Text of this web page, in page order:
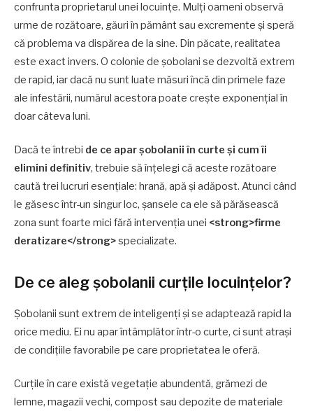
confrunta proprietarul unei locuințe. Mulți oameni observă
urme de rozătoare, găuri în pământ sau excremente și speră
că problema va dispărea de la sine. Din păcate, realitatea
este exact invers. O colonie de șobolani se dezvoltă extrem
de rapid, iar dacă nu sunt luate măsuri încă din primele faze
ale infestării, numărul acestora poate crește exponențial în
doar câteva luni.
Dacă te întrebi de ce apar șobolanii în curte și cum îi
elimini definitiv, trebuie să înțelegi că aceste rozătoare
caută trei lucruri esențiale: hrană, apă și adăpost. Atunci când
le găsesc într-un singur loc, șansele ca ele să părăsească
zona sunt foarte mici fără intervenția unei <strong>firme
deratizare</strong>specializate.
De ce aleg șobolanii curțile locuințelor?
Șobolanii sunt extrem de inteligenți și se adaptează rapid la
orice mediu. Ei nu apar întâmplător într-o curte, ci sunt atrași
de condițiile favorabile pe care proprietatea le oferă.
Curțile în care există vegetație abundentă, grămezi de
lemne, magazii vechi, compost sau depozite de materiale